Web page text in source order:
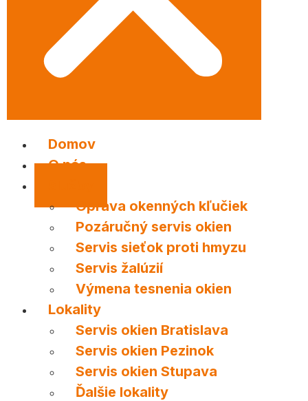
Domov
O nás
Oprava okenných kľučiek
Pozáručný servis okien
Servis sieťok proti hmyzu
Servis žalúzií
Výmena tesnenia okien
Lokality
Servis okien Bratislava
Servis okien Pezinok
Servis okien Stupava
Ďalšie lokality